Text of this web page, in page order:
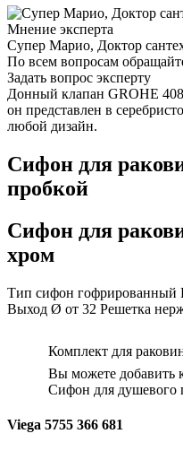
Мнение эксперта
Супер Марио, Доктор
По всем вопросам
Задать вопрос эксперту
Донный клапан GROHE
он представлен в
любой дизайн.
Сифон для
пробкой
Сифон для
хром
Тип сифон гофрированный
Выход Ø от 32 Решетка
Комплект для
Вы можете добавить
Сифон для душевого
Viega 5755 366 681